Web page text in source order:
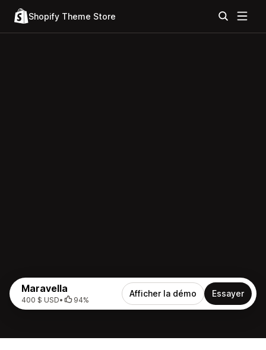
Shopify Theme Store
Maravella
400 $ USD• 94%
Afficher la démo Essayer